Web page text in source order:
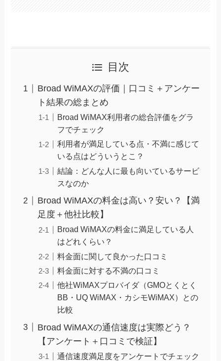
目次
Broad WiMAXの評価｜口コミ＋アンケー
ト結果の総まとめ
Broad WiMAX利用者の総合評価をグラ
フでチェック
利用者が満足している点・不満に感じて
いる点はどういうとこ？
結論：どんな人に最も向いているサービ
スなのか
Broad WiMAXの料金は高い？安い？【満
足度＋他社比較】
Broad WiMAXの料金に満足している人
はどれくらい？
料金面に関して良かった口コミ
料金面に対する不満の口コミ
他社WiMAXプロバイダ（GMOとくとく
BB・UQ WiMAX・カシモWiMAX）との
比較
Broad WiMAXの通信速度は実際どう？
【アンケート＋口コミで検証】
通信速度満足度をアンケートでチェック